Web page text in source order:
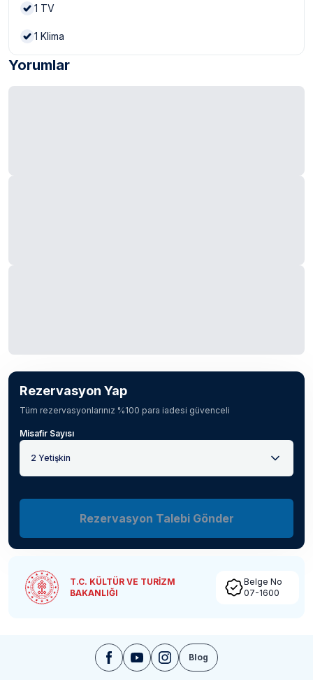
1 TV
1 Klima
Yorumlar
Rezervasyon Yap
Tüm rezervasyonlarınız %100 para iadesi güvenceli
Misafir Sayısı
2 Yetişkin
Rezervasyon Talebi Gönder
T.C. KÜLTÜR VE TURİZM
BAKANLIĞI
Belge No
07-1600
Blog